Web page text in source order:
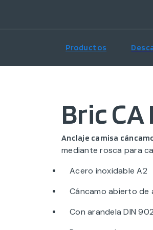
Productos
Bric
Anclaje camisa
mediante rosca para
Acero inoxidable A2
Cáncamo abierto de
Con arandela DIN